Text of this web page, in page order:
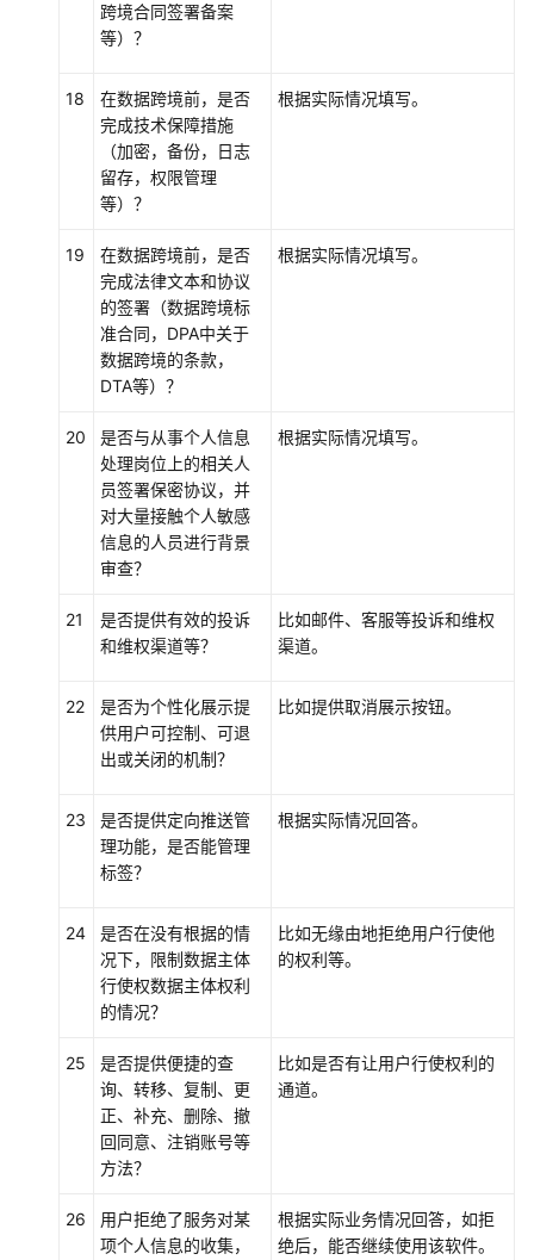
安
设
据
信
间
设
账
共
IAM
跨境合同签署备案
等）？
18
在数据跨境前，是否
完成技术保障措施
（加密，备份，日志
留存，权限管理
等）？
根据实际情况填写。
19
在数据跨境前，是否
完成法律文本和协议
的签署（数据跨境标
准合同，DPA中关于
数据跨境的条款，
DTA等）？
根据实际情况填写。
20
是否与从事个人信息
处理岗位上的相关人
员签署保密协议，并
对大量接触个人敏感
信息的人员进行背景
审查？
根据实际情况填写。
21
是否提供有效的投诉
和维权渠道等？
比如邮件、客服等投诉和维权
渠道。
22
是否为个性化展示提
供用户可控制、可退
出或关闭的机制？
比如提供取消展示按钮。
23
是否提供定向推送管
理功能，是否能管理
标签？
根据实际情况回答。
24
是否在没有根据的情
况下，限制数据主体
行使权数据主体权利
的情况？
比如无缘由地拒绝用户行使他
的权利等。
25
是否提供便捷的查
询、转移、复制、更
正、补充、删除、撤
回同意、注销账号等
方法？
比如是否有让用户行使权利的
通道。
26
用户拒绝了服务对某
项个人信息的收集，
根据实际业务情况回答，如拒
绝后，能否继续使用该软件。